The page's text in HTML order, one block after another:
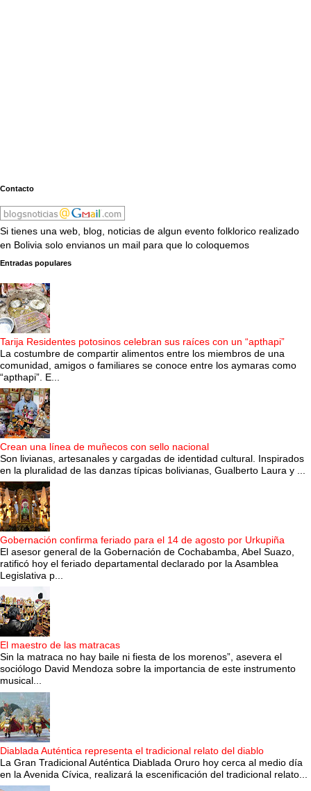
Contacto
Si tienes una web, blog, noticias de algun evento folklorico realizado
en Bolivia solo envianos un mail para que lo coloquemos
Entradas populares
Tarija Residentes potosinos celebran sus raíces con un “apthapi”
La costumbre de compartir alimentos entre los miembros de una
comunidad, amigos o familiares se conoce entre los aymaras como
“apthapi”. E...
Crean una línea de muñecos con sello nacional
Son livianas, artesanales y cargadas de identidad cultural. Inspirados
en la pluralidad de las danzas típicas bolivianas, Gualberto Laura y ...
Gobernación confirma feriado para el 14 de agosto por Urkupiña
El asesor general de la Gobernación de Cochabamba, Abel Suazo,
ratificó hoy el feriado departamental declarado por la Asamblea
Legislativa p...
El maestro de las matracas
Sin la matraca no hay baile ni fiesta de los morenos”, asevera el
sociólogo David Mendoza sobre la importancia de este instrumento
musical...
Diablada Auténtica representa el tradicional relato del diablo
La Gran Tradicional Auténtica Diablada Oruro hoy cerca al medio día
en la Avenida Cívica, realizará la escenificación del tradicional relato...